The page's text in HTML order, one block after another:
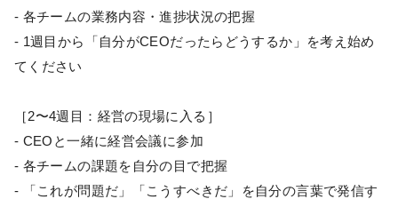
- 各チームの業務内容・進捗状況の把握
- 1週目から「自分がCEOだったらどうするか」を考え始め
てください
［2〜4週目：経営の現場に入る］
- CEOと一緒に経営会議に参加
- 各チームの課題を自分の目で把握
- 「これが問題だ」「こうすべきだ」を自分の言葉で発信す